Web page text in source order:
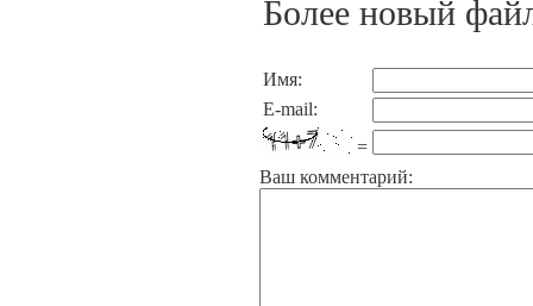
Более новый
Имя:
E-mail:
=
Ваш комментарий: